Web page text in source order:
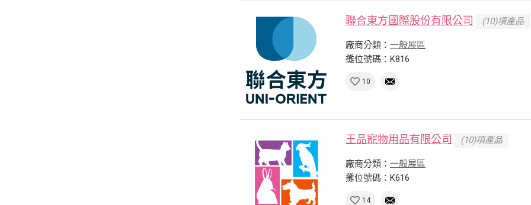
聯合東方國際股份有限公司 (10)項產品
廠商分類：一般展區
攤位號碼：K816
10
王品寵物用品有限公司 (10)項產品
廠商分類：一般展區
攤位號碼：K616
14